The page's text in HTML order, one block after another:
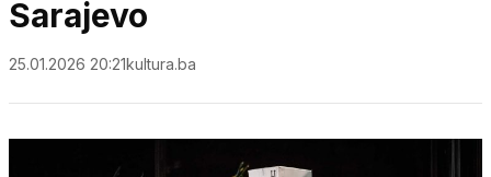
Sarajevo
25.01.2026 20:21kultura.ba